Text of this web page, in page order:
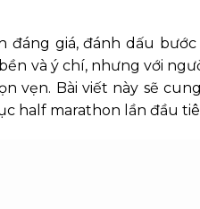
đáng giá, đánh dấu
và ý chí, nhưng với
vẹn. Bài viết này sẽ
half marathon lần đầu